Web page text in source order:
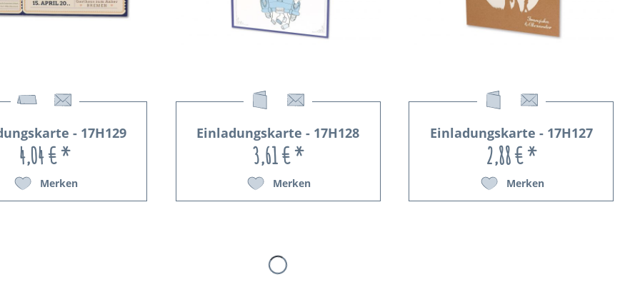
- 17H129
4,04 € *
Merken
Einladungskarte - 17H128
3,61 € *
Merken
Einladungskarte - 17H127
2,88 € *
Merken